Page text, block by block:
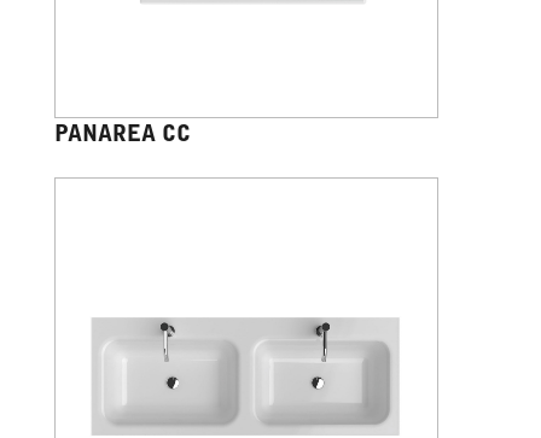
PANAREA CC